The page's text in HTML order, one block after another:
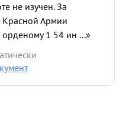
не изучен. За
Красной Армии
1 54 ин ...»